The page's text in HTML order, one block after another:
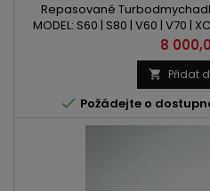
Repasované
MODEL: S60 | S80 | V60 | V70 |
D5204T3 | D5204T7 OBSAH:
/ 100kW | 163PS /
Cena
8
 Přidat
 Požádejte o